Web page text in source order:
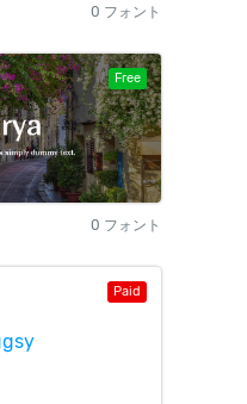
0 フォント
Free
0 フォント
Paid